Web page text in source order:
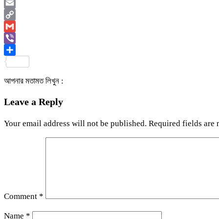
WhatsApp
Email
Copy
Link
Gmail
Viber
আপনার মতামত লিখুন :
Leave a Reply
Your email address will not be published. Required fields are
Comment *
Name *